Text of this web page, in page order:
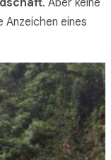
Anzeichen eines